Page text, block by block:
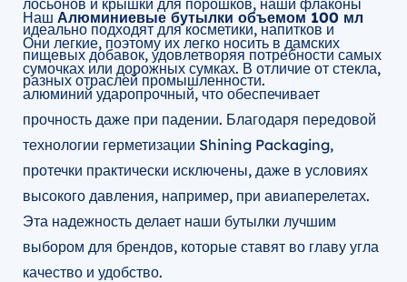
лосьонов и крышки для порошков, наши флаконы
идеально подходят для косметики, напитков и
пищевых добавок, удовлетворяя потребности самых
разных отраслей промышленности.
Наш Алюминиевые бутылки объемом 100 мл
Они легкие, поэтому их легко носить в дамских
сумочках или дорожных сумках. В отличие от стекла,
алюминий ударопрочный, что обеспечивает
прочность даже при падении. Благодаря передовой
технологии герметизации Shining Packaging,
протечки практически исключены, даже в условиях
высокого давления, например, при авиаперелетах.
Эта надежность делает наши бутылки лучшим
выбором для брендов, которые ставят во главу угла
качество и удобство.